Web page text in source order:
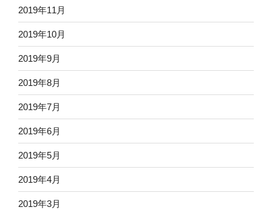
2019年11月
2019年10月
2019年9月
2019年8月
2019年7月
2019年6月
2019年5月
2019年4月
2019年3月